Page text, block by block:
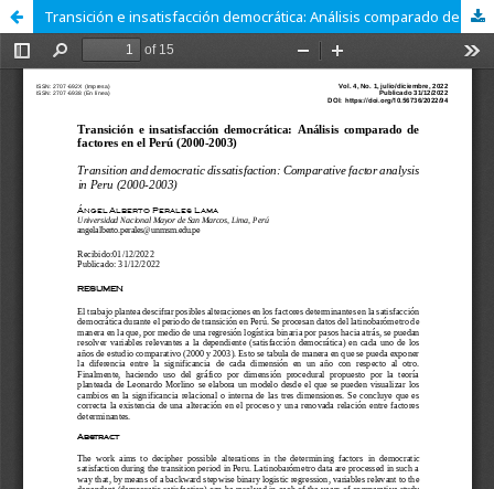
Transición e insatisfacción democrática: Análisis comparado de factores en el Perú (2000-2003)